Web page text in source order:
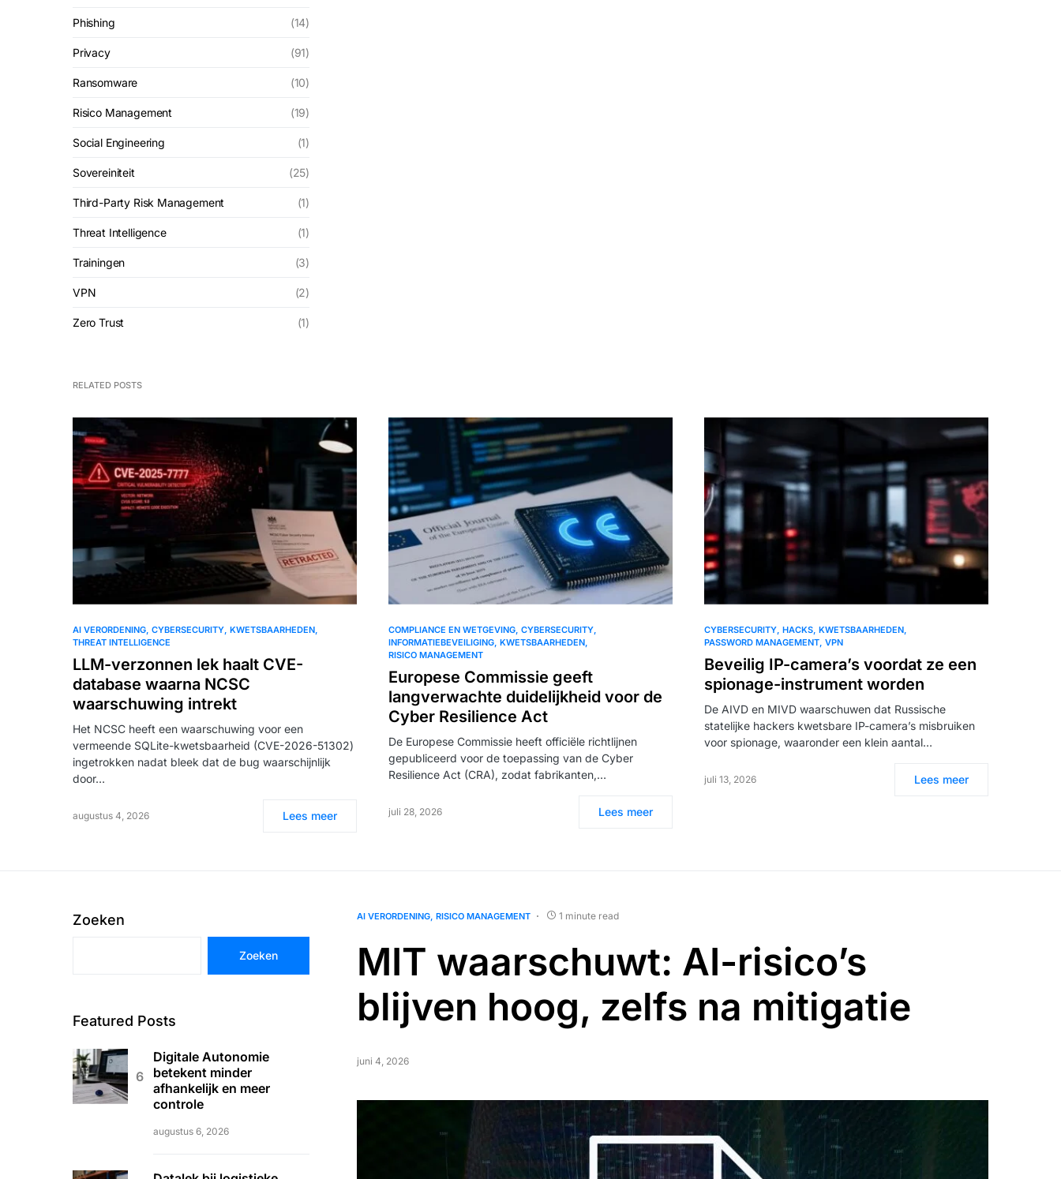
Phishing (14)
Privacy (91)
Ransomware (10)
Risico Management (19)
Social Engineering (1)
Sovereiniteit (25)
Third-Party Risk Management (1)
Threat Intelligence (1)
Trainingen (3)
VPN (2)
Zero Trust (1)
RELATED POSTS
AI VERORDENING CYBERSECURITY KWETSBAARHEDEN
THREAT INTELLIGENCE
LLM-verzonnen lek haalt CVE-
database waarna NCSC
waarschuwing intrekt
Het NCSC heeft een waarschuwing voor een
vermeende SQLite-kwetsbaarheid (CVE-2026-51302)
ingetrokken nadat bleek dat de bug waarschijnlijk
door…
augustus 4, 2026 Lees meer
COMPLIANCE EN WETGEVING CYBERSECURITY
INFORMATIEBEVEILIGING KWETSBAARHEDEN
RISICO MANAGEMENT
Europese Commissie geeft
langverwachte duidelijkheid voor de
Cyber Resilience Act
De Europese Commissie heeft officiële richtlijnen
gepubliceerd voor de toepassing van de Cyber
Resilience Act (CRA), zodat fabrikanten,…
juli 28, 2026 Lees meer
CYBERSECURITY HACKS KWETSBAARHEDEN
PASSWORD MANAGEMENT VPN
Beveilig IP-camera’s voordat ze een
spionage-instrument worden
De AIVD en MIVD waarschuwen dat Russische
statelijke hackers kwetsbare IP-camera’s misbruiken
voor spionage, waaronder een klein aantal…
juli 13, 2026 Lees meer
AI VERORDENING RISICO MANAGEMENT 1 minute read
MIT waarschuwt: AI-risico’s
blijven hoog, zelfs na mitigatie
juni 4, 2026
Zoeken
Zoeken
Featured Posts
Digitale Autonomie
betekent minder
afhankelijk en meer
controle
augustus 6, 2026